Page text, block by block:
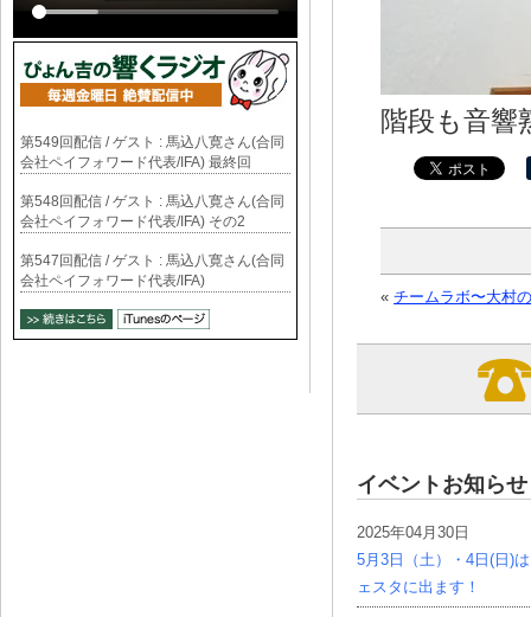
階段も音響
« チームラボ〜大村
イベントお知らせ
2025年04月30日
5月3日（土）・4日(日)
ェスタに出ます！
第549回配信 / ゲスト : 馬込八寛さん(合同
会社ペイフォワード代表/IFA) 最終回
第548回配信 / ゲスト : 馬込八寛さん(合同
会社ペイフォワード代表/IFA) その2
第547回配信 / ゲスト : 馬込八寛さん(合同
会社ペイフォワード代表/IFA)